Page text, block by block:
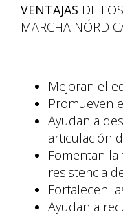
VENTAJAS DE
MARCHA
Mejoran el
Promueven
Ayudan a
articulación
Fomentan
resistencia
Fortalecen
Ayudan a